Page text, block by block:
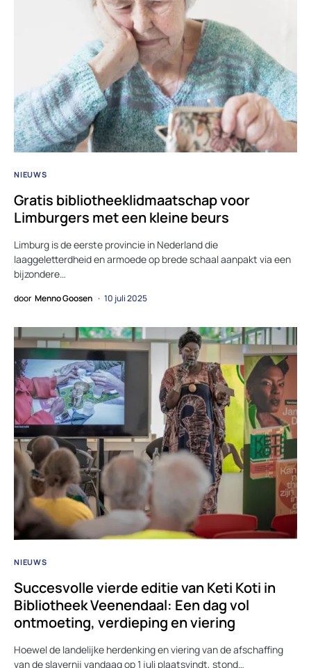
NIEUWS
Gratis bibliotheeklidmaatschap voor
Limburgers met een kleine beurs
Limburg is de eerste provincie in Nederland die
laaggeletterdheid en armoede op brede schaal aanpakt via een
bijzondere…
door Menno Goosen 10 juli 2025
NIEUWS
Succesvolle vierde editie van Keti Koti in
Bibliotheek Veenendaal: Een dag vol
ontmoeting, verdieping en viering
Hoewel de landelijke herdenking en viering van de afschaffing
van de slavernij vandaag op 1 juli plaatsvindt, stond…